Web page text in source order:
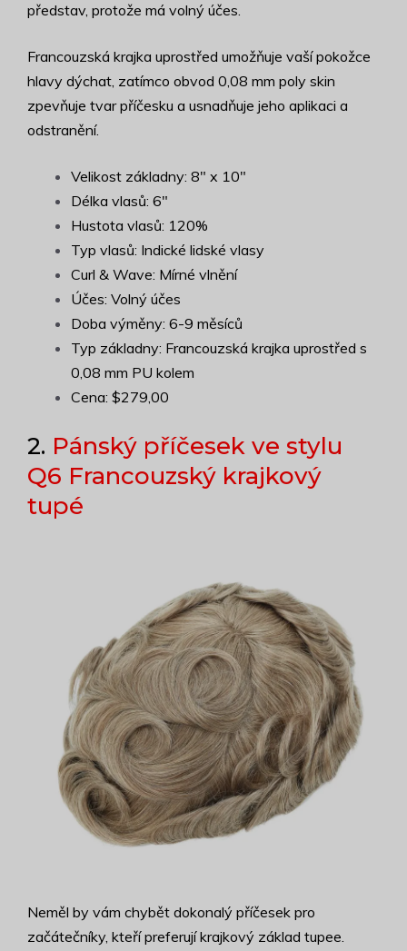
představ, protože má volný účes.
Francouzská krajka uprostřed umožňuje vaší pokožce
hlavy dýchat, zatímco obvod 0,08 mm poly skin
zpevňuje tvar příčesku a usnadňuje jeho aplikaci a
odstranění.
Velikost základny: 8" x 10"
Délka vlasů: 6"
Hustota vlasů: 120%
Typ vlasů: Indické lidské vlasy
Curl & Wave: Mírné vlnění
Účes: Volný účes
Doba výměny: 6-9 měsíců
Typ základny: Francouzská krajka uprostřed s
0,08 mm PU kolem
Cena: $279,00
2. Pánský příčesek ve stylu
Q6 Francouzský krajkový
tupé
Neměl by vám chybět dokonalý příčesek pro
začátečníky, kteří preferují krajkový základ tupee.